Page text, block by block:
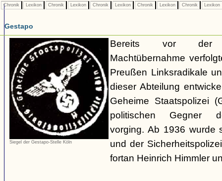
Chronik Lexikon Chronik Lexikon Chronik Lexikon Chronik Lexikon Chronik Lexikon
Gestapo
Siegel der Gestapo-Stelle Köln
Bereits vor der
Machtübernahme
Preußen Linksradikale
dieser Abteilung
Geheime Staatspolizei
politischen Gegner
vorging. Ab 1936 wurde
und der
fortan Heinrich Himmler